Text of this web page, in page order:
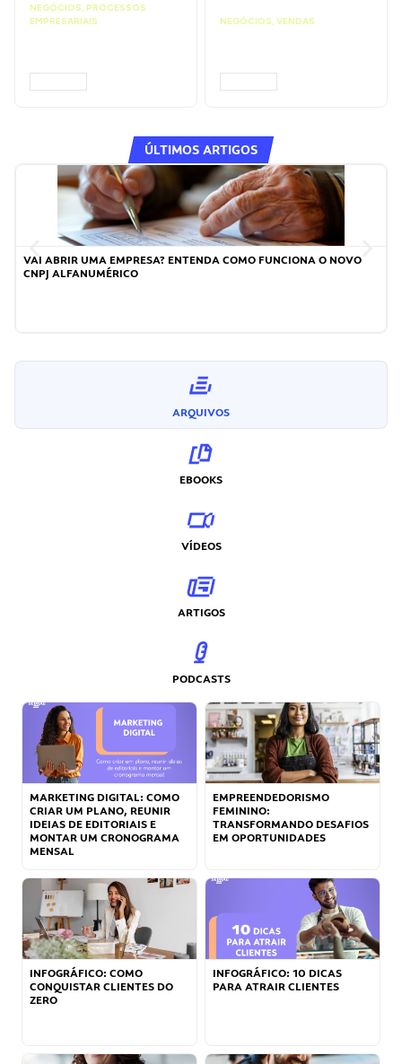
NEGÓCIOS, PROCESSOS
EMPRESARIAIS
NEGÓCIOS, VENDAS
ÚLTIMOS ARTIGOS
VAI ABRIR UMA EMPRESA? ENTENDA COMO FUNCIONA O NOVO
CNPJ ALFANUMÉRICO
ARQUIVOS
EBOOKS
VÍDEOS
ARTIGOS
PODCASTS
MARKETING DIGITAL: COMO
CRIAR UM PLANO, REUNIR
IDEIAS DE EDITORIAIS E
MONTAR UM CRONOGRAMA
MENSAL
EMPREENDEDORISMO
FEMININO:
TRANSFORMANDO DESAFIOS
EM OPORTUNIDADES
INFOGRÁFICO: COMO
CONQUISTAR CLIENTES DO
ZERO
INFOGRÁFICO: 10 DICAS
PARA ATRAIR CLIENTES